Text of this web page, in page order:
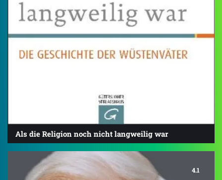
Als die Religion noch nicht langweilig war
4.1